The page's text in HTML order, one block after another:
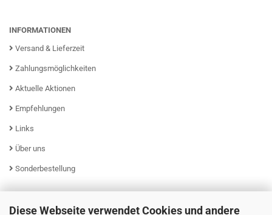
Diese Webseite verwendet Cookies und andere
INFORMATIONEN
Versand & Lieferzeit
Zahlungsmöglichkeiten
Aktuelle Aktionen
Empfehlungen
Links
Über uns
Sonderbestellung